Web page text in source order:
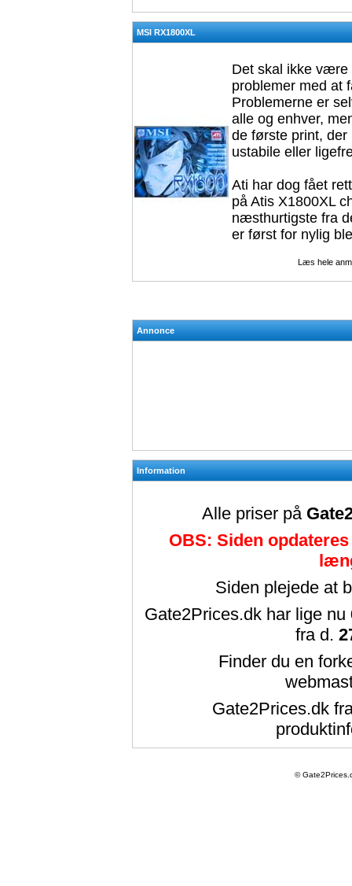
MSI RX1800XL
Det skal ikke være
problemer med at
Problemerne er
alle og enhver,
de første print, der
ustabile eller
Ati har dog fået
på Atis X1800XL
næsthurtigste fra
er først for nylig
Læs hele
Annonce
Information
Alle priser på
OBS: Siden
Siden plejede at
Gate2Prices.dk har lige nu
fra d.
Finder du en
Gate2Prices.dk
©